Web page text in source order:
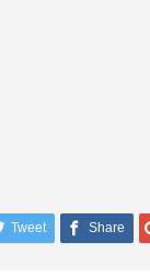
Tweet Share